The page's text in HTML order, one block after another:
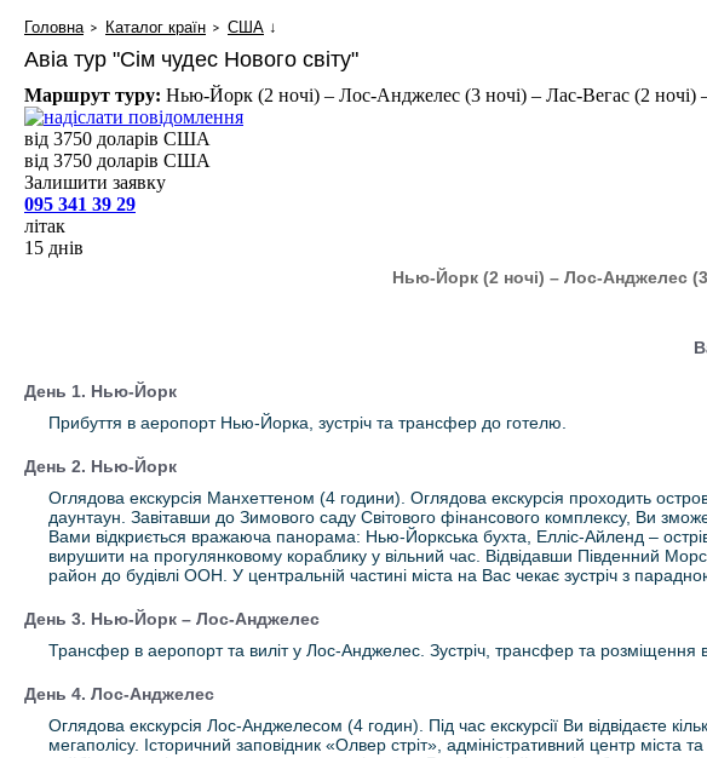
Головна Каталог країн США ↓
Авіа тур "Сім чудес Нового світу"
Маршрут туру: Нью-Йорк (2 ночі) – Лос-Анджелес (3 ночі) – Лас-Вегас (2 ночі)
від 3750 доларів США
від 3750 доларів США
Залишити заявку
095 341 39 29
літак
15 днів
Нью-Йорк (2 ночі) – Лос-Анджелес (3
День 1. Нью-Йорк
Прибуття в аеропорт Нью-Йорка, зустріч та трансфер до готелю.
День 2. Нью-Йорк
Оглядова екскурсія Манхеттеном (4 години). Оглядова екскурсія проходить
даунтаун. Завітавши до Зимового саду Світового фінансового комплексу, Ви
Вами відкриється вражаюча панорама: Нью-Йоркська бухта, Елліс-Айленд –
вирушити на прогулянковому кораблику у вільний час. Відвідавши Південний
район до будівлі ООН. У центральній частині міста на Вас чекає зустріч з
День 3. Нью-Йорк – Лос-Анджелес
Трансфер в аеропорт та виліт у Лос-Анджелес. Зустріч, трансфер та розміщення в
День 4. Лос-Анджелес
Оглядова екскурсія Лос-Анджелесом (4 годин). Під час екскурсії Ви відвідаєте
мегаполісу. Історичний заповідник «Олвер стріт», адміністративний центр